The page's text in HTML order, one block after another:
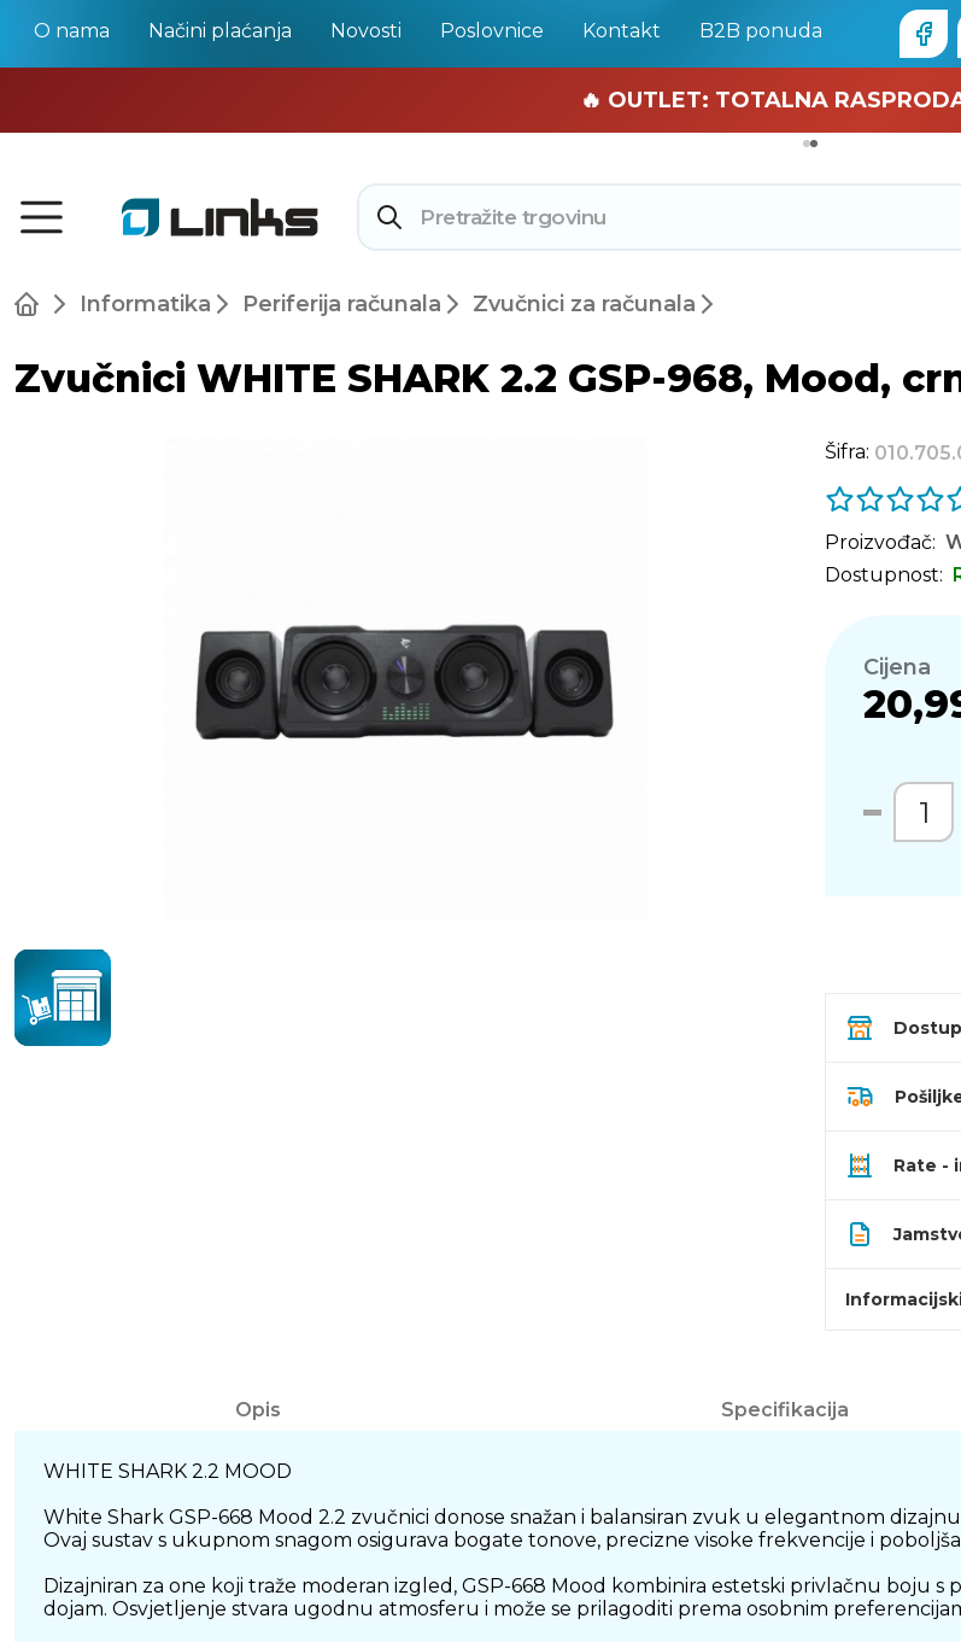
O nama Načini plaćanja Novosti Poslovnice Kontakt B2B ponuda
🏄 Zaslužuješ odmor —❯
🔥 OUTLET: TOTALNA
Informatika Periferija računala Zvučnici za računala
Zvučnici WHITE SHARK 2.2 GSP-968, Mood,
Šifra:
Proizvođač:
Dostupnost:
Cijena
Rate -
Opis Specifikacija
WHITE SHARK 2.2 MOOD
White Shark GSP-668 Mood 2.2 zvučnici donose snažan i balansiran zvuk u elegantnom
Ovaj sustav s ukupnom snagom osigurava bogate tonove, precizne visoke frekvencije i
Dizajniran za one koji traže moderan izgled, GSP-668 Mood kombinira estetski privlačnu boju
dojam. Osvjetljenje stvara ugodnu atmosferu i može se prilagoditi prema osobnim